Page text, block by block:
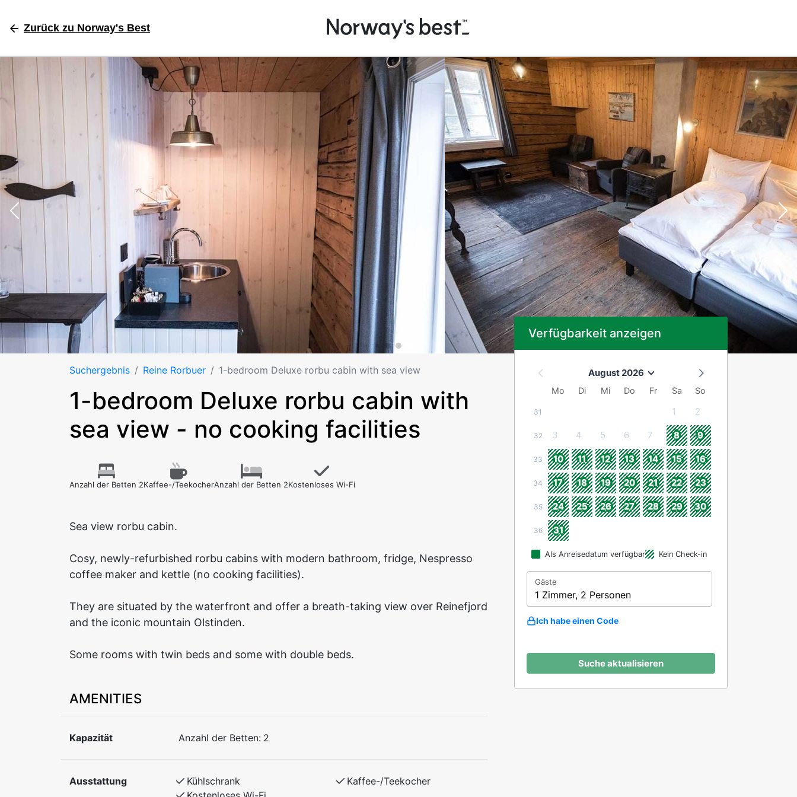
Zurück zu Norway's Best
Suchergebnis Reine Rorbuer 1-bedroom Deluxe rorbu cabin with sea view
1-bedroom Deluxe rorbu cabin with
sea view - no cooking facilities
Anzahl der Betten 2Kaffee-/TeekocherAnzahl der Betten 2Kostenloses Wi-Fi
Sea view rorbu cabin.
Cosy, newly-refurbished rorbu cabins with modern bathroom, fridge, Nespresso
coffee maker and kettle (no cooking facilities).
They are situated by the waterfront and offer a breath-taking view over Reinefjord
and the iconic mountain Olstinden.
Some rooms with twin beds and some with double beds.
AMENITIES
Kapazität Anzahl der Betten: 2
Ausstattung Kühlschrank
Kaffee-/Teekocher
Verfügbarkeit anzeigen
August 2026
Mo Di Mi Do Fr Sa So
31 1 2
32 3 4 5 6 7 8 9
33 10 11 12 13 14 15 16
34 17 18 19 20 21 22 23
35 24 25 26 27 28 29 30
36 31
Als Anreisedatum verfügbar Kein Check-in
Gäste
1 Zimmer, 2 Personen
Ich habe einen Code
Suche aktualisieren